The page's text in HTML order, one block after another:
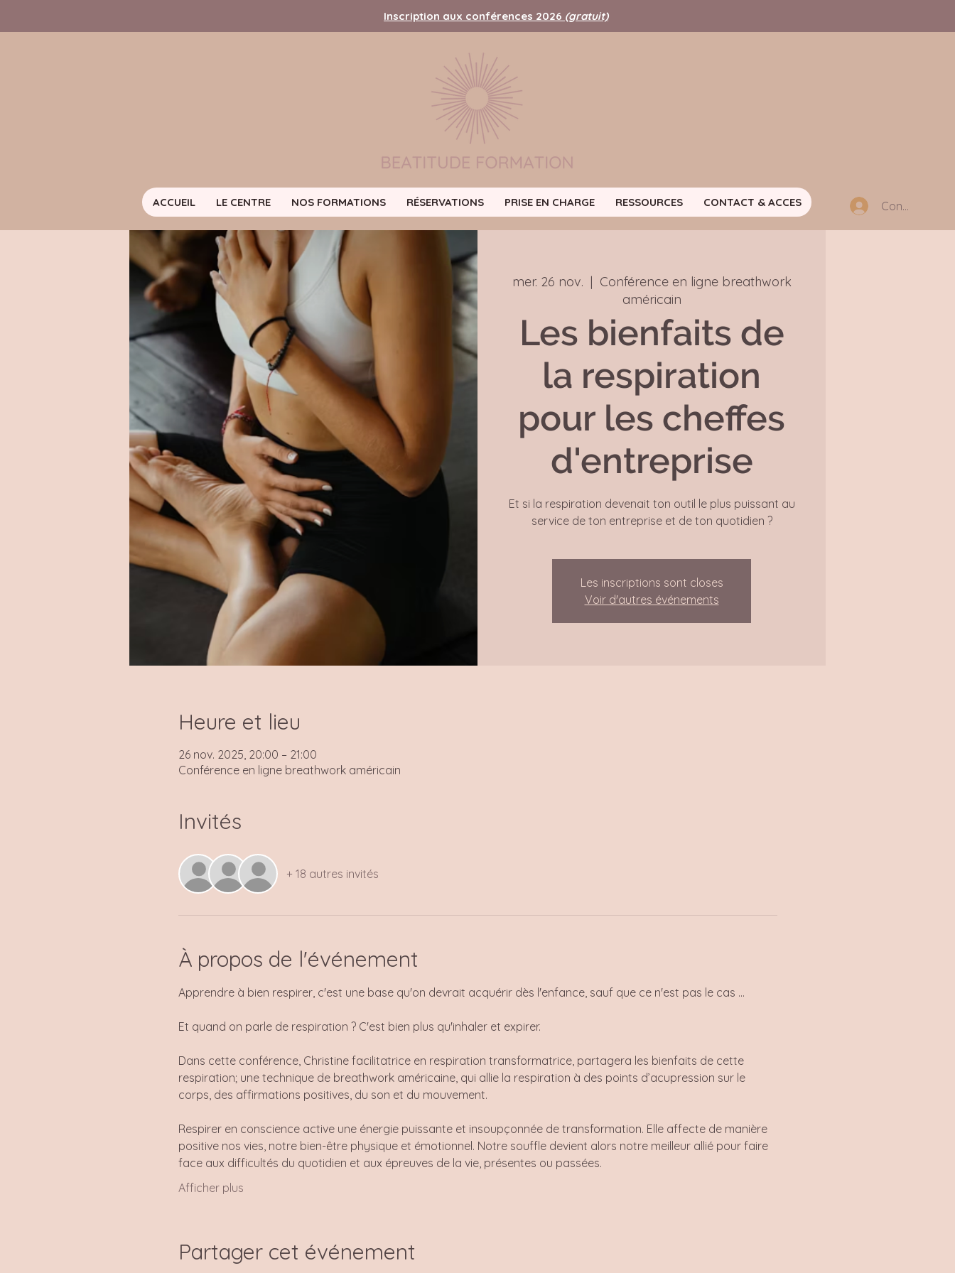
Inscription aux conférences 2026 (gratuit)
ACCUEIL LE CENTRE NOS FORMATIONS RÉSERVATIONS PRISE EN CHARGE RESSOURCES CONTACT & ACCES Connexion
mer. 26 nov.
  |
Conférence en ligne breathwork
américain
Les bienfaits de
la respiration
pour les cheffes
d'entreprise
Et si la respiration devenait ton outil le plus puissant au
service de ton entreprise et de ton quotidien ?
Les inscriptions sont closes
Voir d'autres événements
Heure et lieu
26 nov. 2025, 20:00 – 21:00
Conférence en ligne breathwork américain
Invités
+ 18 autres invités
À propos de l'événement
Apprendre à bien respirer, c'est une base qu'on devrait acquérir dès l'enfance, sauf que ce n'est pas le cas ...
Et quand on parle de respiration ? C'est bien plus qu'inhaler et expirer.
Dans cette conférence, Christine facilitatrice en respiration transformatrice, partagera les bienfaits de cette
respiration; une technique de breathwork américaine, qui allie la respiration à des points d’acupression sur le
corps, des affirmations positives, du son et du mouvement.
Respirer en conscience active une énergie puissante et insoupçonnée de transformation. Elle affecte de manière
positive nos vies, notre bien-être physique et émotionnel. Notre souffle devient alors notre meilleur allié pour faire
face aux difficultés du quotidien et aux épreuves de la vie, présentes ou passées.
Afficher plus
Partager cet événement